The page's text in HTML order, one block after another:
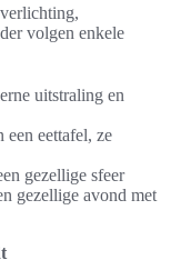
volgen enkele
uitstraling en
een eettafel, ze
gezellige sfeer
gezellige avond met